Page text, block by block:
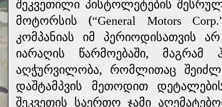
შეკვეთილი პისტოლეტების
მოტორსის (“Generаl Motors
კომპანიას იმ პერიოდისათვის
იარაღის წარმოებაში,
აღჭურვილობა, რომლითაც
დაშტამპვის მეთოდით
შეკვეთის საერთო ჯამი